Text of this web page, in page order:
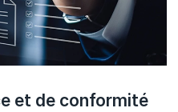
et de conformité